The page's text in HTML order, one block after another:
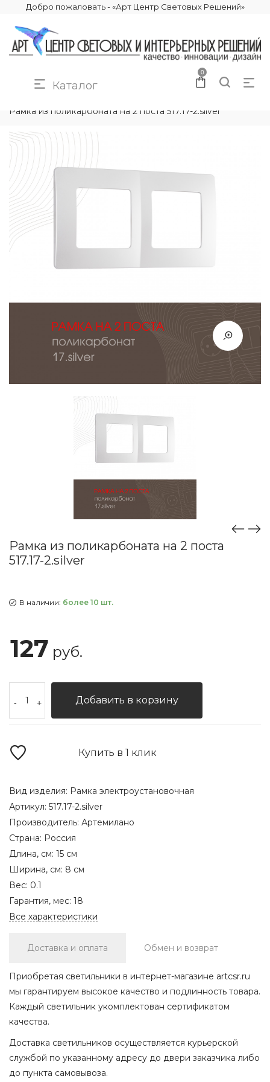
Добро пожаловать - «Арт Центр Световых Решений»
Каталог
0
Рамка из поликарбоната на 2 поста 517.17-2.silver
Рамка из поликарбоната на 2 поста
517.17-2.silver
В наличии: более 10 шт.
127 руб.
- + Добавить в корзину
Купить в 1 клик
Вид изделия: Рамка электроустановочная
Артикул: 517.17-2.silver
Производитель: Артемилано
Страна: Россия
Длина, см: 15 см
Ширина, см: 8 см
Вес: 0.1
Гарантия, мес: 18
Все характеристики
Доставка и оплата Обмен и возврат
Приобретая светильники в интернет-магазине artcsr.ru
мы гарантируем высокое качество и подлинность товара.
Каждый светильник укомплектован сертификатом
качества.
Доставка светильников осуществляется курьерской
службой по указанному адресу до двери заказчика либо
до пункта самовывоза.